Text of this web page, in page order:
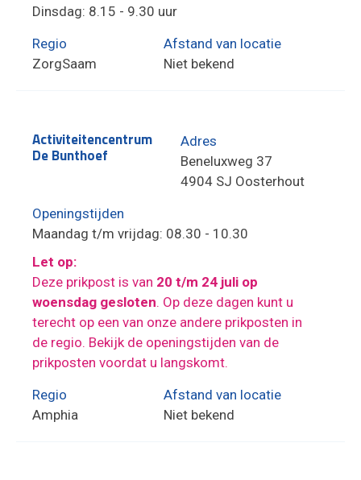
Dinsdag: 8.15 - 9.30 uur
Regio
ZorgSaam
Afstand van locatie
Niet bekend
Activiteitencentrum
De Bunthoef
Adres
Beneluxweg 37
4904 SJ Oosterhout
Openingstijden
Maandag t/m vrijdag: 08.30 - 10.30
Let op:
Deze prikpost is van 20 t/m 24 juli op
woensdag gesloten. Op deze dagen kunt u
terecht op een van onze andere prikposten in
de regio. Bekijk de openingstijden van de
prikposten voordat u langskomt.
Regio
Amphia
Afstand van locatie
Niet bekend